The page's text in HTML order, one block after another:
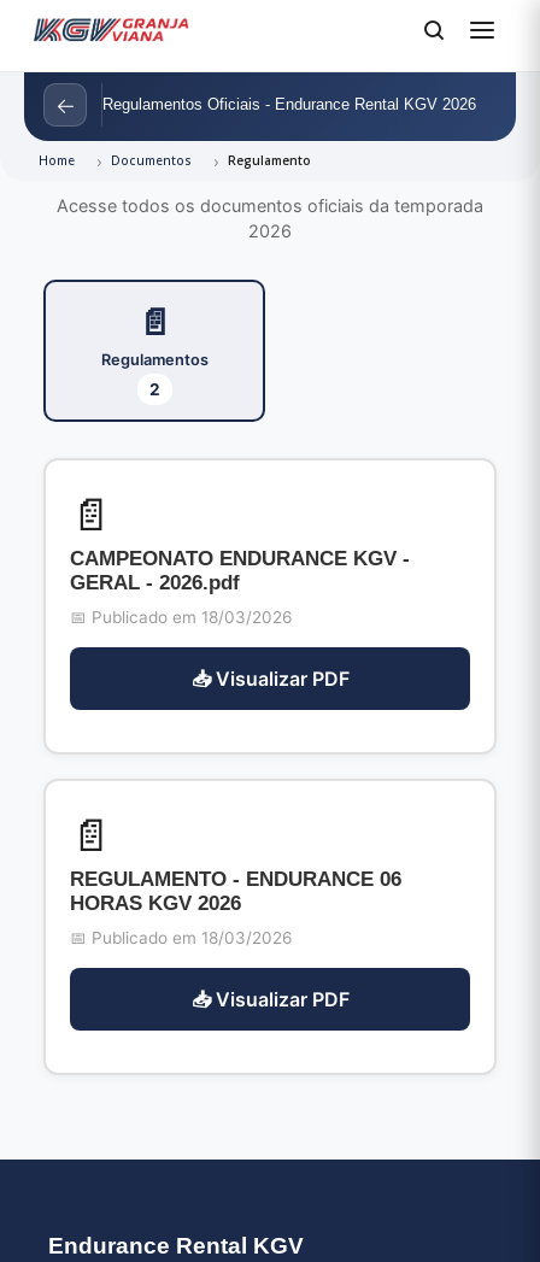
← Regulamentos Oficiais - Endurance Rental KGV 2026
Home Documentos Regulamento
Acesse todos os documentos oficiais da temporada
2026
📄
Regulamentos
2
📄
CAMPEONATO ENDURANCE KGV -
GERAL - 2026.pdf
📅 Publicado em 18/03/2026
📥 Visualizar PDF
📄
REGULAMENTO - ENDURANCE 06
HORAS KGV 2026
📅 Publicado em 18/03/2026
📥 Visualizar PDF
Endurance Rental KGV